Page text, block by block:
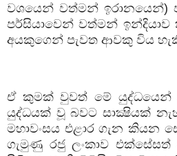
වශයෙන් වත්මන් ඉරානයෙන්)
පර්සියාවෙන් වත්මන් ඉන්දියාව
අයකුගෙන් පැවත ආවකු විය
ඒ කුමක් වුවත් මේ යුද්ධයෙන්
යුද්ධයක් වූ බවට සාක්‍ෂියක්
මහාවංසය එළාර ගැන කියන
ගැමුණු රජු ලංකාව